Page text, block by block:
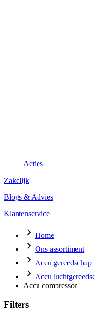
Acties
Zakelijk
Blogs & Advies
Klantenservice
Home
Ons assortiment
Accu gereedschap
Accu
Accu compressor
Filters